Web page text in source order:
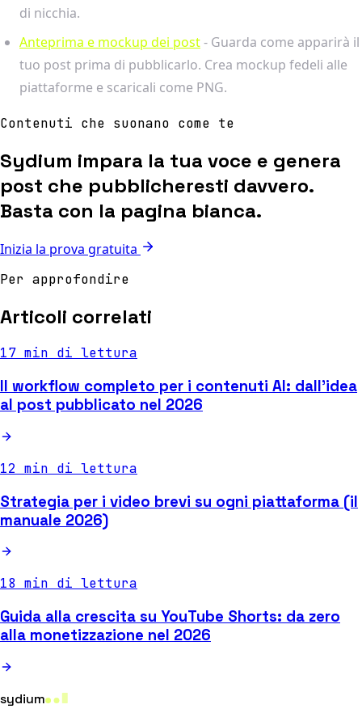
di nicchia.
Anteprima e mockup dei post- Guarda come apparirà il
tuo post prima di pubblicarlo. Crea mockup fedeli alle
piattaforme e scaricali come PNG.
Contenuti che suonano come te
Sydium impara la tua voce e genera
post che pubblicheresti davvero.
Basta con la pagina bianca.
Inizia la prova gratuita
Per approfondire
Articoli correlati
17 min di lettura
Il workflow completo per i contenuti AI: dall'idea
al post pubblicato nel 2026
12 min di lettura
Strategia per i video brevi su ogni piattaforma (il
manuale 2026)
18 min di lettura
Guida alla crescita su YouTube Shorts: da zero
alla monetizzazione nel 2026
sydium